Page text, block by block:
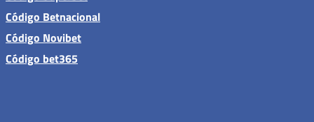
Código Betnacional
Código Novibet
Código bet365